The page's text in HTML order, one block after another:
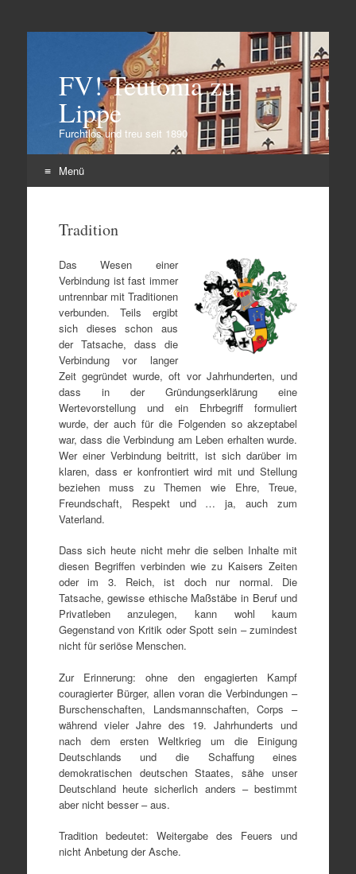
FV! Teutonia zu
Lippe
Furchtlos und treu seit 1890
Menü
springenTradition
Das Wesen einer
Verbindung ist fast immer
untrennbar mit Traditionen
verbunden. Teils ergibt
sich dieses schon aus
der Tatsache, dass die
Verbindung vor langer
Zeit gegründet wurde, oft vor Jahrhunderten, und
dass in der Gründungserklärung eine
Wertevorstellung und ein Ehrbegriff formuliert
wurde, der auch für die Folgenden so akzeptabel
war, dass die Verbindung am Leben erhalten wurde.
Wer einer Verbindung beitritt, ist sich darüber im
klaren, dass er konfrontiert wird mit und Stellung
beziehen muss zu Themen wie Ehre, Treue,
Freundschaft, Respekt und … ja, auch zum
Vaterland.
Dass sich heute nicht mehr die selben Inhalte mit
diesen Begriffen verbinden wie zu Kaisers Zeiten
oder im 3. Reich, ist doch nur normal. Die
Tatsache, gewisse ethische Maßstäbe in Beruf und
Privatleben anzulegen, kann wohl kaum
Gegenstand von Kritik oder Spott sein – zumindest
nicht für seriöse Menschen.
Zur Erinnerung: ohne den engagierten Kampf
couragierter Bürger, allen voran die Verbindungen –
Burschenschaften, Landsmannschaften, Corps –
während vieler Jahre des 19. Jahrhunderts und
nach dem ersten Weltkrieg um die Einigung
Deutschlands und die Schaffung eines
demokratischen deutschen Staates, sähe unser
Deutschland heute sicherlich anders – bestimmt
aber nicht besser – aus.
Tradition bedeutet: Weitergabe des Feuers und
nicht Anbetung der Asche.